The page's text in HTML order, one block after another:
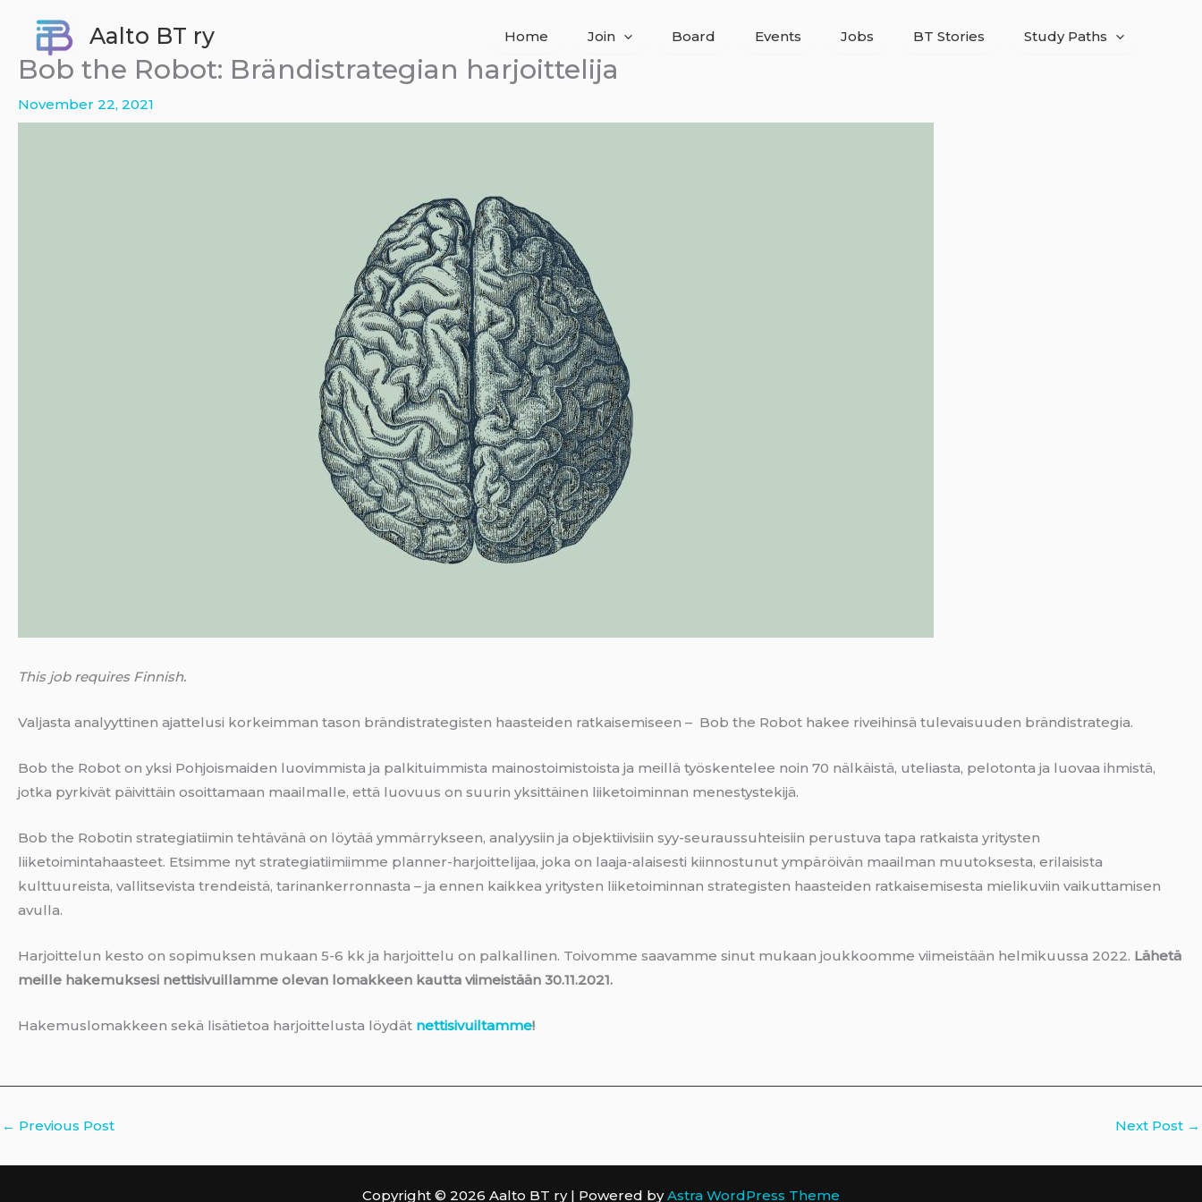
content
Aalto BT ry Home Join Board Events Jobs BT Stories Study Paths
Bob the Robot: Brändistrategian harjoittelija
November 22, 2021
This job requires Finnish.
Valjasta analyyttinen ajattelusi korkeimman tason brändistrategisten haasteiden ratkaisemiseen – Bob the Robot hakee riveihinsä tulevaisuuden brändistrategia.
Bob the Robot on yksi Pohjoismaiden luovimmista ja palkituimmista mainostoimistoista ja meillä työskentelee noin 70 nälkäistä, uteliasta, pelotonta ja luovaa ihmistä,
jotka pyrkivät päivittäin osoittamaan maailmalle, että luovuus on suurin yksittäinen liiketoiminnan menestystekijä.
Bob the Robotin strategiatiimin tehtävänä on löytää ymmärrykseen, analyysiin ja objektiivisiin syy-seuraussuhteisiin perustuva tapa ratkaista yritysten
liiketoimintahaasteet. Etsimme nyt strategiatiimiimme planner-harjoittelijaa, joka on laaja-alaisesti kiinnostunut ympäröivän maailman muutoksesta, erilaisista
kulttuureista, vallitsevista trendeistä, tarinankerronnasta – ja ennen kaikkea yritysten liiketoiminnan strategisten haasteiden ratkaisemisesta mielikuviin vaikuttamisen
avulla.
Harjoittelun kesto on sopimuksen mukaan 5-6 kk ja harjoittelu on palkallinen. Toivomme saavamme sinut mukaan joukkoomme viimeistään helmikuussa 2022. Lähetä
meille hakemuksesi nettisivuillamme olevan lomakkeen kautta viimeistään 30.11.2021.
Hakemuslomakkeen sekä lisätietoa harjoittelusta löydät nettisivuiltamme!
← Previous Post Next Post →
Copyright © 2026 Aalto BT ry | Powered byAstra WordPress Theme